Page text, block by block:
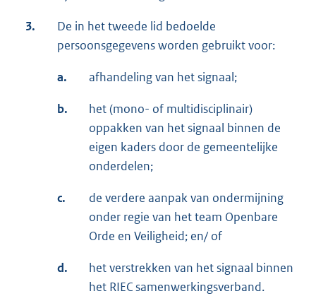
3.
De in het tweede lid bedoelde
persoonsgegevens worden gebruikt voor:
a. afhandeling van het signaal;
b.
het (mono- of multidisciplinair)
oppakken van het signaal binnen de
eigen kaders door de gemeentelijke
onderdelen;
c.
de verdere aanpak van ondermijning
onder regie van het team Openbare
Orde en Veiligheid; en/ of
d.
het verstrekken van het signaal binnen
het RIEC samenwerkingsverband.